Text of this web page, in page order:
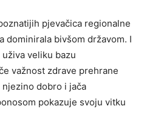
pjevačica regionalne
dominirala bivšom državom. I
veliku bazu
važnost zdrave prehrane
dobro i jača
pokazuje svoju vitku